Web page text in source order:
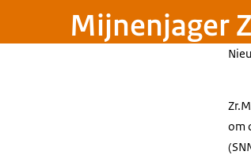
Mijnenjager
om